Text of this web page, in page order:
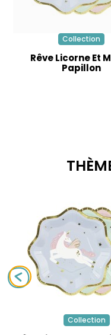
Collection
Rêve Licorne Et
Papillon
Collection